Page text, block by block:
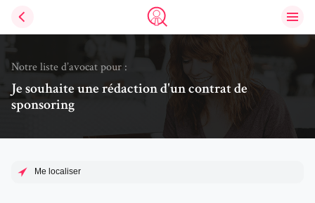
Trouve un avocat
Notre liste d’avocat pour :
Je souhaite une rédaction d'un contrat de
sponsoring
Me localiser